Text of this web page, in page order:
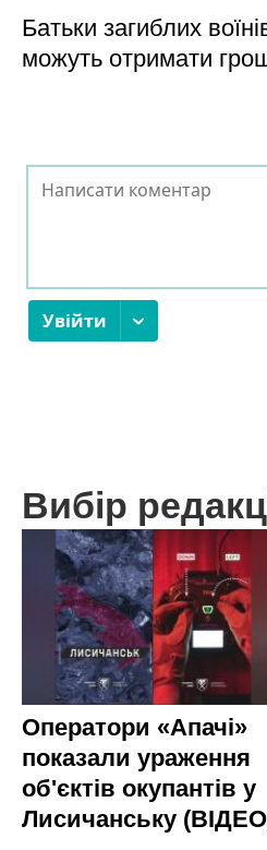
Батьки загиблих
можуть отримати
Вибір
Оператори «Апачі»
показали ураження
об'єктів окупантів у
Лисичанську